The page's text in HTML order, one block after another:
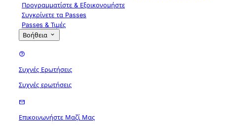
Προγραμματίστε & Εξοικονομήστε
Συγκρίνετε τα Passes
Passes & Τιμές
Βοήθεια
Συχνές Ερωτήσεις
Συχνές ερωτήσεις
Επικοινωνήστε Μαζί Μας